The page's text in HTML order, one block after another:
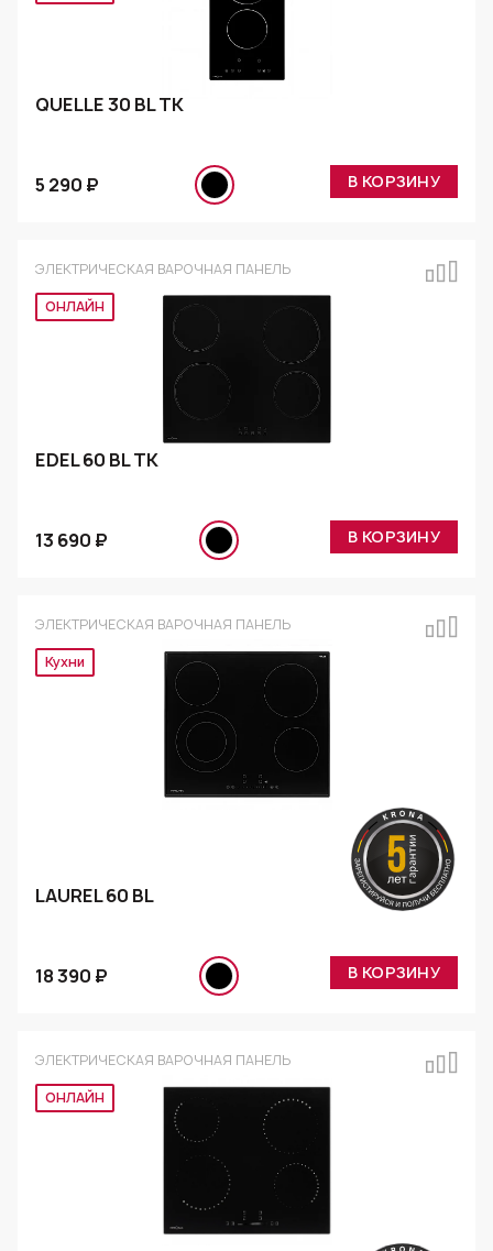
QUELLE 30 BL TK
5 290 ₽ В КОРЗИНУ
ЭЛЕКТРИЧЕСКАЯ ВАРОЧНАЯ ПАНЕЛЬ
Эксклюзив
EDEL 60 BL TK
13 690 ₽ В КОРЗИНУ
ЭЛЕКТРИЧЕСКАЯ ВАРОЧНАЯ ПАНЕЛЬ
Эксклюзив
LAUREL 60 BL
18 390 ₽ В КОРЗИНУ
ЭЛЕКТРИЧЕСКАЯ ВАРОЧНАЯ ПАНЕЛЬ
Эксклюзив